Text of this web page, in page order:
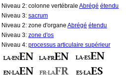
Niveau 2: colonne vertébrale Abrégé étendu
Niveau 3: sacrum
Niveau 2: zone d'organe Abrégé étendu
Niveau 3: zone d'os
Niveau 4: processus articulaire supérieur